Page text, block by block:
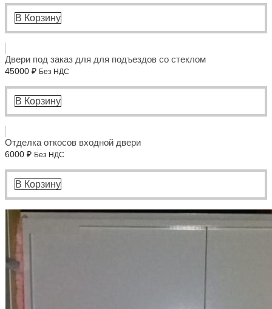
составляла
42900 ₽.
38000 ₽.
В Корзину
Двери под заказ для для подъездов со стеклом
45000 ₽ Без НДС
В Корзину
Отделка откосов входной двери
6000 ₽ Без НДС
В Корзину